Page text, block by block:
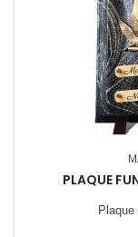
PLAQUE